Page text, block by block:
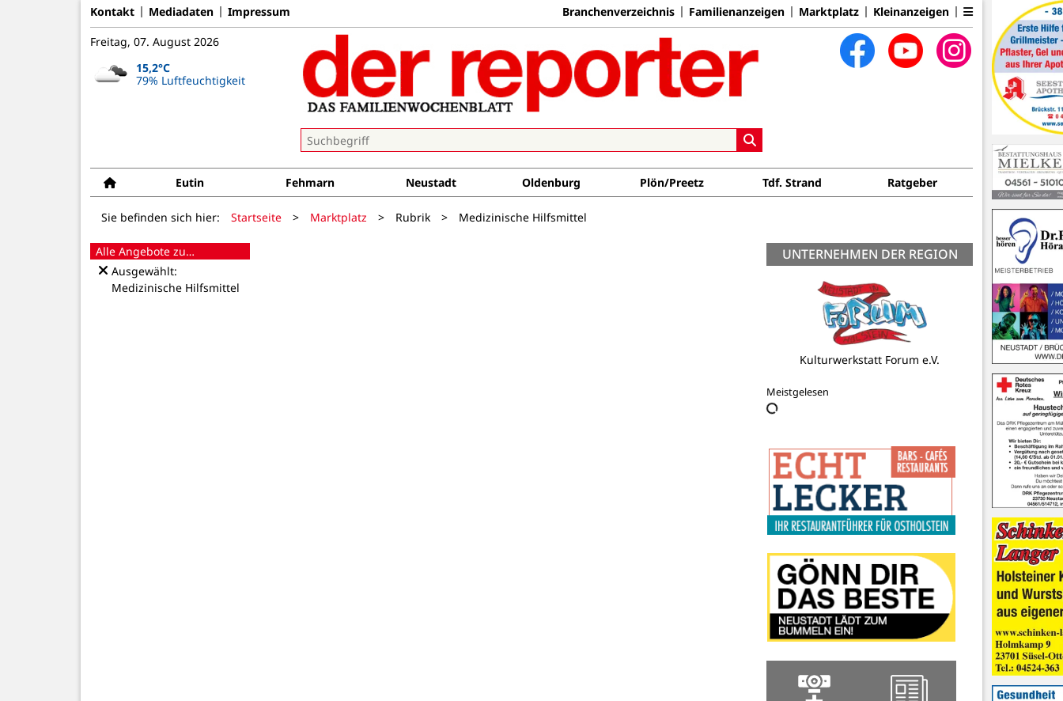
Kontakt Mediadaten Impressum Branchenverzeichnis Familienanzeigen Marktplatz Kleinanzeigen
Freitag, 07. August 2026
15,2°C
79% Luftfeuchtigkeit
Eutin Fehmarn Neustadt Oldenburg Plön/Preetz Tdf. Strand Ratgeber
Sie befinden sich hier: Startseite > Marktplatz > Rubrik > Medizinische Hilfsmittel
Alle Angebote zu…
Ausgewählt:
Medizinische Hilfsmittel
UNTERNEHMEN DER REGION
Kulturwerkstatt Forum e.V.
Meistgelesen